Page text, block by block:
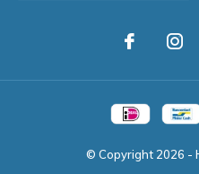
© Copyright 2026 -